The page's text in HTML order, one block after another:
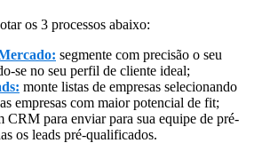
os 3 processos abaixo:
segmente com precisão o seu
se no seu perfil de cliente ideal;
monte listas de empresas selecionando
empresas com maior potencial de fit;
CRM para enviar para sua equipe de pré-
os leads pré-qualificados.